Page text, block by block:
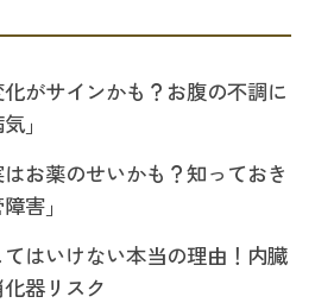
がサインかも？お腹の不調に
」
お薬のせいかも？知っておき
害」
てはいけない本当の理由！内臓
器リスク